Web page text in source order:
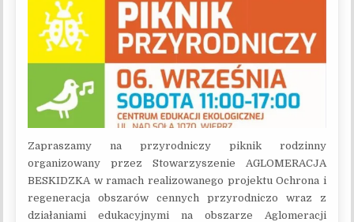
Zapraszamy na przyrodniczy piknik rodzinny
organizowany przez Stowarzyszenie AGLOMERACJA
BESKIDZKA w ramach realizowanego projektu Ochrona i
regeneracja obszarów cennych przyrodniczo wraz z
działaniami edukacyjnymi na obszarze Aglomeracji